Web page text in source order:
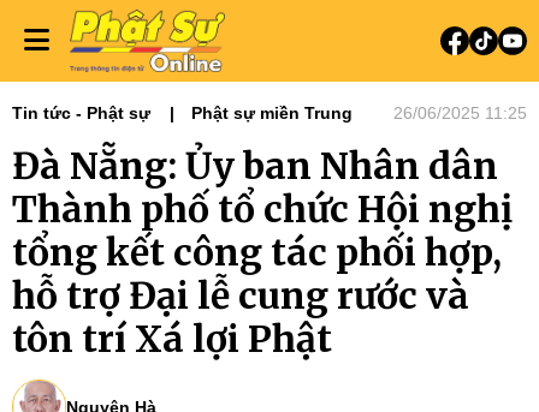
Tin tức - Phật sự Phật sự miền Trung 26/06/2025 11:25
Đà Nẵng: Ủy ban Nhân dân
Thành phố tổ chức Hội nghị
tổng kết công tác phối hợp,
hỗ trợ Đại lễ cung rước và
tôn trí Xá lợi Phật
Nguyên Hà